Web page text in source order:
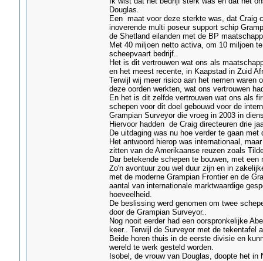
Douglas.
Een maat voor deze sterkte was, dat Craig
inoverende multi poseur support schip
de Shetland eilanden met de BP
Met 40 miljoen netto activa, om 10 miljoen
scheepvaart bedrijf..
Het is dit vertrouwen wat ons als
en het meest recente, in Kaapstad in Zuid
Terwijl wij meer risico aan het nemen waren
deze oorden werkten, wat ons vertrouwen
En het is dit zelfde vertrouwen wat ons als
schepen voor dit doel gebouwd voor de
Grampian Surveyor die vroeg in 2003 in
Hiervoor hadden de Craig directeuren drie
De uitdaging was nu hoe verder te gaan
Het antwoord hierop was internationaal,
zitten van de Amerikaanse reuzen zoals
Dar betekende schepen te bouwen, met
Zo'n avontuur zou wel duur zijn en in
met de moderne Grampian Frontier en de
aantal van internationale marktwaardige
hoeveelheid.
De beslissing werd genomen om twee
door de Grampian Surveyor..
Nog nooit eerder had een oorspronkelijke
keer.. Terwijl de Surveyor met de tekentafel
Beide horen thuis in de eerste divisie en
wereld te werk gesteld worden.
Isobel, de vrouw van Douglas, doopte het